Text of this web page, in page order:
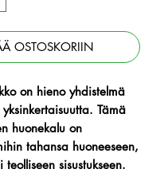
OSTOSKORIIN
on hieno yhdistelmä
Tämä
huonekalu on
tahansa huoneeseen,
sisustukseen.